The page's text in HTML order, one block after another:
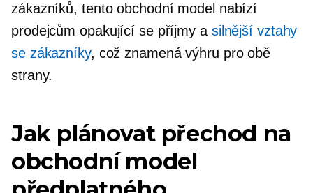
zákazníků, tento obchodní model nabízí
prodejcům opakující se příjmy a silnější vztahy
se zákazníky, což znamená výhru pro obě
strany.
Jak plánovat přechod na
obchodní model